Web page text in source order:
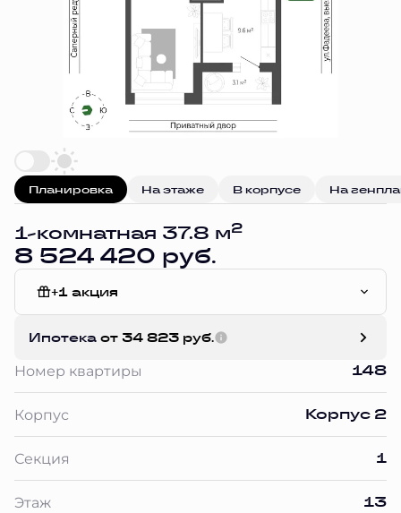
Планировка На этаже В корпусе На
1-комнатная 37.8 м2
8 524 420 руб.
+1 акция
Ипотека от 34 823 руб.
Номер квартиры 148
Корпус Корпус 2
Секция 1
Этаж 13